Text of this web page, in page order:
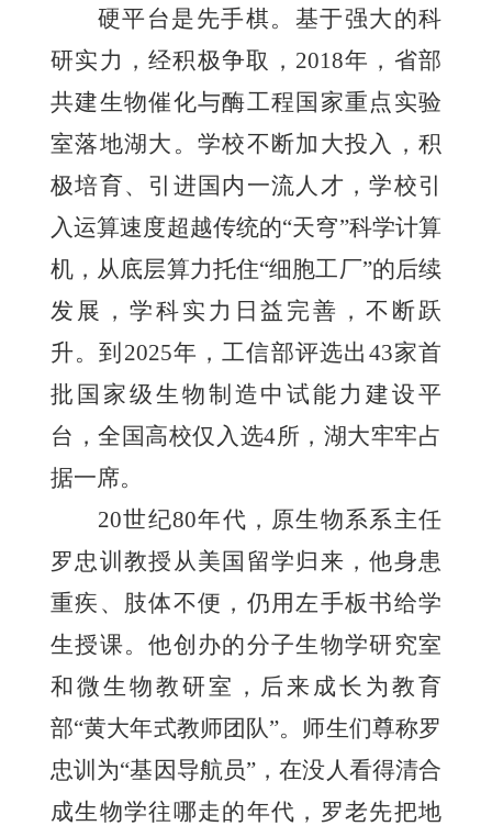
硬平台是先手棋。基于强大的科
研实力，经积极争取，2018年，省部
共建生物催化与酶工程国家重点实验
室落地湖大。学校不断加大投入，积
极培育、引进国内一流人才，学校引
入运算速度超越传统的“天穹”科学计算
机，从底层算力托住“细胞工厂”的后续
发展，学科实力日益完善，不断跃
升。到2025年，工信部评选出43家首
批国家级生物制造中试能力建设平
台，全国高校仅入选4所，湖大牢牢占
据一席。
20世纪80年代，原生物系系主任
罗忠训教授从美国留学归来，他身患
重疾、肢体不便，仍用左手板书给学
生授课。他创办的分子生物学研究室
和微生物教研室，后来成长为教育
部“黄大年式教师团队”。师生们尊称罗
忠训为“基因导航员”，在没人看得清合
成生物学往哪走的年代，罗老先把地